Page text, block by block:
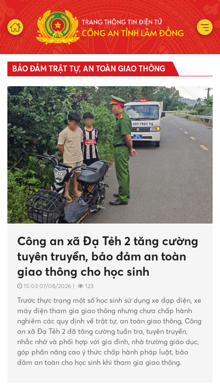
BẢO ĐẢM TRẬT TỰ, AN TOÀN GIAO THÔNG
Công an xã Đạ Tẻh 2 tăng cường
tuyên truyền, bảo đảm an toàn
giao thông cho học sinh
15:03 07/08/2026 | 123
Trước thực trạng một số học sinh sử dụng xe đạp điện, xe
máy điện tham gia giao thông nhưng chưa chấp hành
nghiêm các quy định về trật tự, an toàn giao thông, Công
an xã Đạ Tẻh 2 đã tăng cường tuần tra, tuyên truyền,
nhắc nhở và phối hợp với gia đình, nhà trường giáo dục,
góp phần nâng cao ý thức chấp hành pháp luật, bảo
đảm an toàn cho học sinh khi tham gia giao thông.